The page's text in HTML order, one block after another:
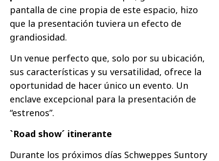
pantalla de cine propia de este espacio, hizo
que la presentación tuviera un efecto de
grandiosidad.
Un venue perfecto que, solo por su ubicación,
sus características y su versatilidad, ofrece la
oportunidad de hacer único un evento. Un
enclave excepcional para la presentación de
“estrenos”.
`Road show´ itinerante
Durante los próximos días Schweppes Suntory